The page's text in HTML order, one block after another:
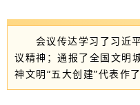
会议传达学习了习近
议精神；通报了全国文明
神文明“五大创建”代表作